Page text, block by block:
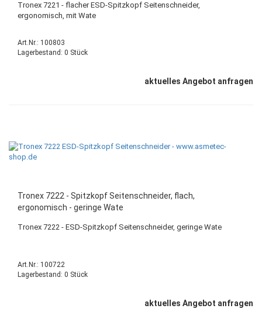
Tronex 7221 - flacher ESD-Spitzkopf Seitenschneider,
ergonomisch, mit Wate
Art.Nr.: 100803
Lagerbestand: 0 Stück
aktuelles Angebot anfragen
Tronex 7222 - Spitzkopf Seitenschneider, flach,
ergonomisch - geringe Wate
Tronex 7222 - ESD-Spitzkopf Seitenschneider, geringe Wate
Art.Nr.: 100722
Lagerbestand: 0 Stück
aktuelles Angebot anfragen